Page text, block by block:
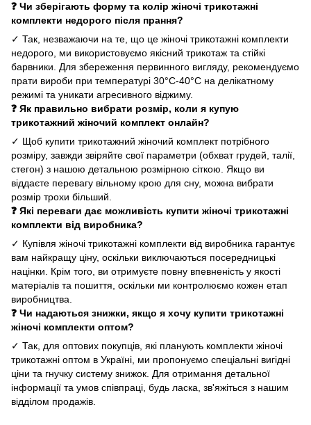
❓ Чи зберігають форму та колір жіночі трикотажні
комплекти недорого після прання?
✓ Так, незважаючи на те, що це жіночі трикотажні комплекти
недорого, ми використовуємо якісний трикотаж та стійкі
барвники. Для збереження первинного вигляду, рекомендуємо
прати вироби при температурі 30°C-40°C на делікатному
режимі та уникати агресивного віджиму.
❓ Як правильно вибрати розмір, коли я купую
трикотажний жіночий комплект онлайн?
✓ Щоб купити трикотажний жіночий комплект потрібного
розміру, завжди звіряйте свої параметри (обхват грудей, талії,
стегон) з нашою детальною розмірною сіткою. Якщо ви
віддаєте перевагу вільному крою для сну, можна вибрати
розмір трохи більший.
❓ Які переваги дає можливість купити жіночі трикотажні
комплекти від виробника?
✓ Купівля жіночі трикотажні комплекти від виробника гарантує
вам найкращу ціну, оскільки виключаються посередницькі
націнки. Крім того, ви отримуєте повну впевненість у якості
матеріалів та пошиття, оскільки ми контролюємо кожен етап
виробництва.
❓ Чи надаються знижки, якщо я хочу купити трикотажні
жіночі комплекти оптом?
✓ Так, для оптових покупців, які планують комплекти жіночі
трикотажні оптом в Україні, ми пропонуємо спеціальні вигідні
ціни та гнучку систему знижок. Для отримання детальної
інформації та умов співпраці, будь ласка, зв'яжіться з нашим
відділом продажів.